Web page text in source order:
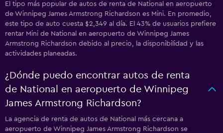
El tipo más popular de autos de renta de National en aeropuerto
de Winnipeg James Armstrong Richardson es Mini. En promedio,
este tipo de auto cuesta $2,349 al día. El 43% de usuarios prefiere
rentar Mini de National en aeropuerto de Winnipeg James
Armstrong Richardson debido al precio, la disponibilidad y las
actividades planeadas.
¿Dónde puedo encontrar autos de renta
de National en aeropuerto de Winnipeg
James Armstrong Richardson?
La agencia de renta de autos de National más cercana a
aeropuerto de Winnipeg James Armstrong Richardson se